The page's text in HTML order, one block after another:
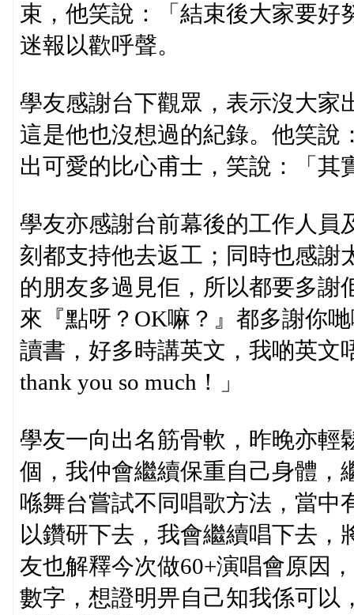
束，他笑說：「結束後大家要好
迷報以歡呼聲。
學友感謝台下觀眾，表示沒大家
這是他也沒想過的紀錄。他笑說
出可愛的比心甫士，笑說：「其
學友亦感謝台前幕後的工作人員
刻都支持他去返工；同時也感謝
的朋友多過見佢，所以都要多謝
來『點呀？OK嘛？』都多謝你
讀書，好多時講英文，我啲英文
thank you so much！」
學友一向出名筋骨軟，昨晚亦輕
個，我仲會繼續保重自己身體，
喺舞台嘗試不同唱歌方法，當中
以鑽研下去，我會繼續唱下去
友也解釋今次做60+演唱會原因
數字，想證明畀自己知我係可以